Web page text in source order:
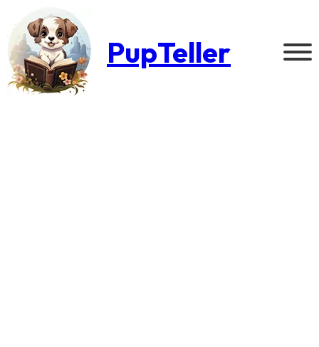
PupTeller